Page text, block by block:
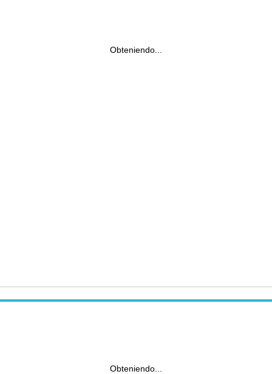
Obteniendo...
Obteniendo...